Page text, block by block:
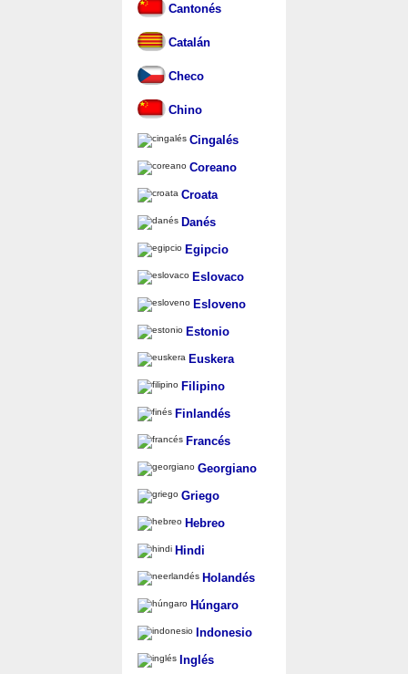
Cantonés
Catalán
Checo
Chino
Cingalés
Coreano
Croata
Danés
Egipcio
Eslovaco
Esloveno
Estonio
Euskera
Filipino
Finlandés
Francés
Georgiano
Griego
Hebreo
Hindi
Holandés
Húngaro
Indonesio
Inglés